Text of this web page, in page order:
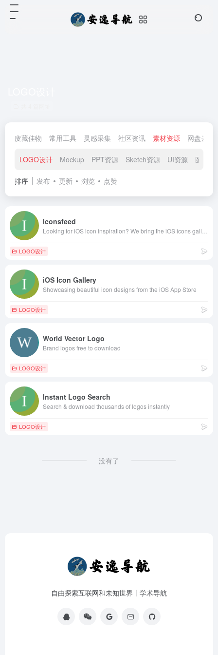
庋藏佳物 常用工具 灵感采集 社区资讯 素材资源 网盘云储
LOGO设计 Mockup PPT资源 Sketch资源 UI资源 图标素
排序 发布 更新 浏览 点赞
Iconsfeed
LOGO设计
iOS Icon Gallery
Showcasing beautiful icon designs from the iOS App Store
LOGO设计
World Vector Logo
Brand logos free to download
LOGO设计
Instant Logo Search
Search & download thousands of logos instantly
LOGO设计
没有了
自由探索互联网和未知世界丨学术导航